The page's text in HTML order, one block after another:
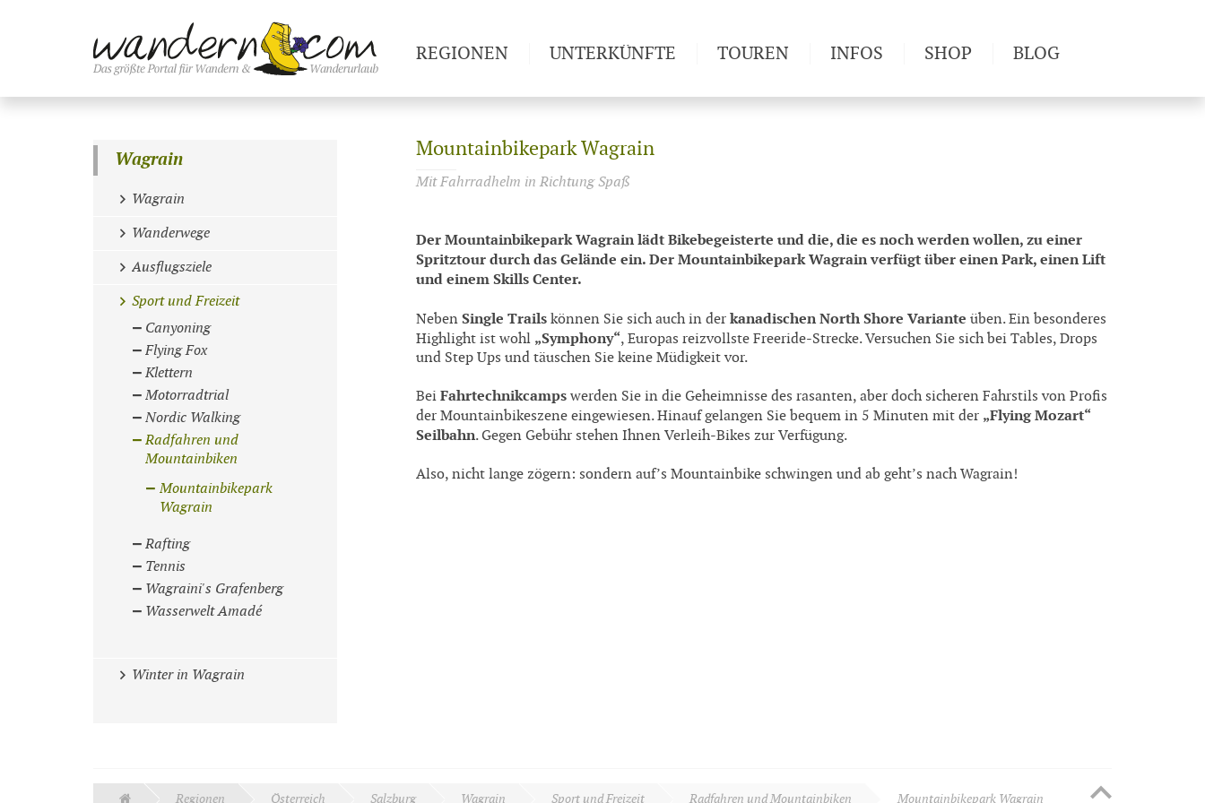
Mountainbikepark Wagrain
Mit Fahrradhelm in Richtung Spaß
Der Mountainbikepark Wagrain lädt Bikebegeisterte und die, die es noch werden wollen, zu einer
Spritztour durch das Gelände ein. Der Mountainbikepark Wagrain verfügt über einen Park, einen Lift
und einem Skills Center.
Neben Single Trails können Sie sich auch in der kanadischen North Shore Variante üben. Ein besonderes
Highlight ist wohl „Symphony“, Europas reizvollste Freeride-Strecke. Versuchen Sie sich bei Tables, Drops
und Step Ups und täuschen Sie keine Müdigkeit vor.
Bei Fahrtechnikcamps werden Sie in die Geheimnisse des rasanten, aber doch sicheren Fahrstils von Profis
der Mountainbikeszene eingewiesen. Hinauf gelangen Sie bequem in 5 Minuten mit der „Flying Mozart“
Seilbahn. Gegen Gebühr stehen Ihnen Verleih-Bikes zur Verfügung.
Also, nicht lange zögern: sondern auf’s Mountainbike schwingen und ab geht’s nach Wagrain!
Wagrain
Wagrain
Wanderwege
Ausflugsziele
Sport und Freizeit
Canyoning
Flying Fox
Klettern
Motorradtrial
Nordic Walking
Radfahren und
Mountainbiken
Mountainbikepark
Wagrain
Rafting
Tennis
Wagraini's Grafenberg
Wasserwelt Amadé
Winter in Wagrain
Regionen Österreich Salzburg Wagrain Sport und Freizeit Radfahren und Mountainbiken Mountainbikepark Wagrain
REGIONEN UNTERKÜNFTE TOUREN INFOS
Newsletter
SHOP BLOG